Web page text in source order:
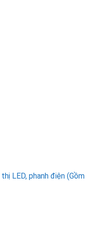
LED, phanh điện (Gồm